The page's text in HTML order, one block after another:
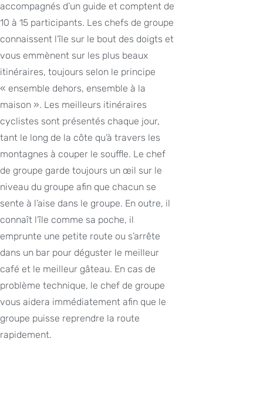
accompagnés d’un guide et comptent de
10 à 15 participants. Les chefs de groupe
connaissent l’île sur le bout des doigts et
vous emmènent sur les plus beaux
itinéraires, toujours selon le principe
« ensemble dehors, ensemble à la
maison ». Les meilleurs itinéraires
cyclistes sont présentés chaque jour,
tant le long de la côte qu’à travers les
montagnes à couper le souffle. Le chef
de groupe garde toujours un œil sur le
niveau du groupe afin que chacun se
sente à l’aise dans le groupe. En outre, il
connaît l’île comme sa poche, il
emprunte une petite route ou s’arrête
dans un bar pour déguster le meilleur
café et le meilleur gâteau. En cas de
problème technique, le chef de groupe
vous aidera immédiatement afin que le
groupe puisse reprendre la route
rapidement.